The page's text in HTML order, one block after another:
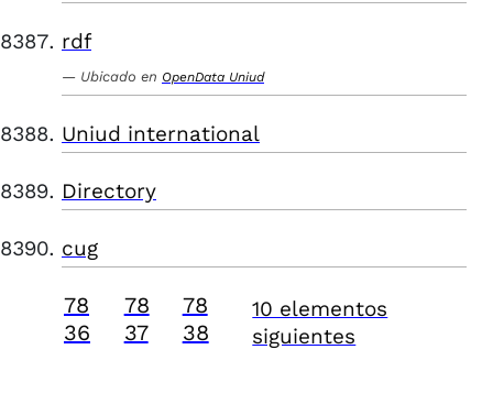
rdf
Ubicado en OpenData Uniud
Uniud international
Directory
cug
78
36
78
37
78
38
10 elementos
siguientes